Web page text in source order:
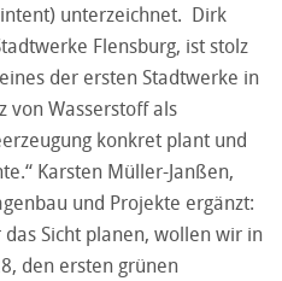
unterzeichnet. Dirk
Flensburg, ist stolz
der ersten Stadtwerke in
von Wasserstoff als
konkret plant und
Karsten Müller-Janßen,
und Projekte ergänzt:
Sicht planen, wollen wir in
den ersten grünen